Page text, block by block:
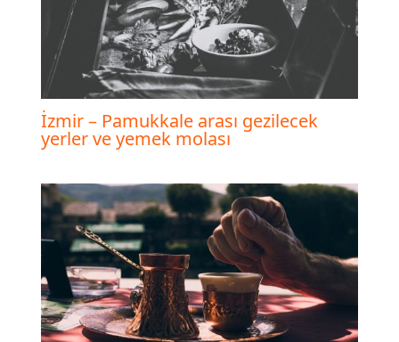
İzmir – Pamukkale arası gezilecek
yerler ve yemek molası